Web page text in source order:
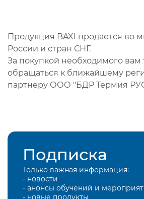
Продукция BAXI продается во
России и стран СНГ.
За покупкой необходимого вам
обращаться к ближайшему
партнеру ООО "БДР Термия
Подписка
Только важная информация:
- новости
- анонсы обучений и
- новые продукты